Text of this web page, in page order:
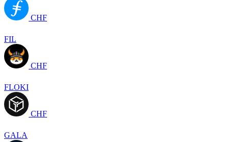
CHF
FIL
CHF
FLOKI
CHF
GALA